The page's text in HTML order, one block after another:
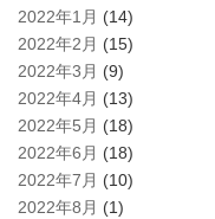
2022年1月 (14)
2022年2月 (15)
2022年3月 (9)
2022年4月 (13)
2022年5月 (18)
2022年6月 (18)
2022年7月 (10)
2022年8月 (1)